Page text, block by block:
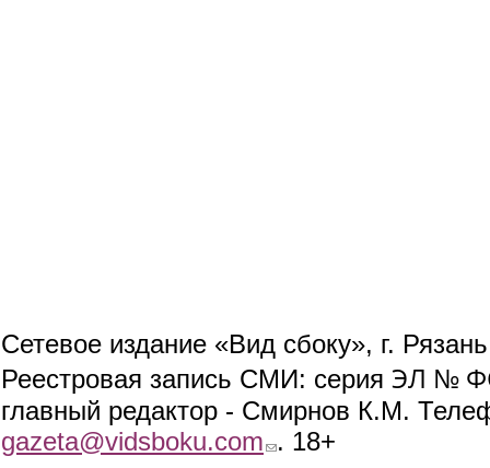
Сетевое издание «Вид сбоку», г.
Реестровая запись СМИ: серия ЭЛ №
главный редактор - Смирнов К.М.
gazeta@vidsboku.com (link sends e-mail)
. 18+